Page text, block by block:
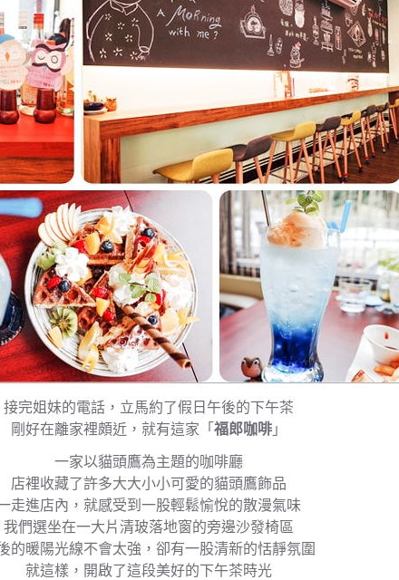
接完姐妹的電話，立馬約了假日午後的下午茶
剛好在離家裡頗近，就有這家「福郎咖啡 」
一家以貓頭鷹為主題的咖啡廳
店裡收藏了許多大大小小可愛的貓頭鷹飾品
走進店內，就感受到一股輕鬆愉悅的散漫氣味
我們選坐在一大片清玻落地窗的旁邊沙發椅區
的暖陽光線不會太強，卻有一股清新的恬靜氛圍
就這樣，開啟了這段美好的下午茶時光